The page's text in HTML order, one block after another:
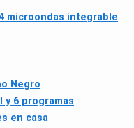
microondas integrable
Negro
y 6 programas
en casa